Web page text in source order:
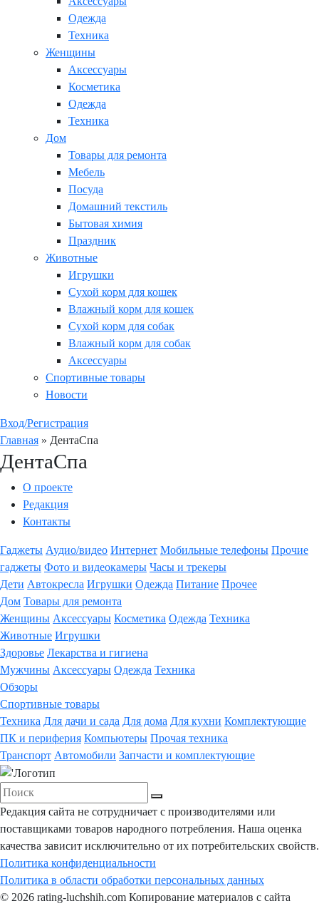
Одежда
Техника
Женщины
Аксессуары
Косметика
Одежда
Техника
Дом
Товары для ремонта
Мебель
Посуда
Домашний текстиль
Бытовая химия
Праздник
Животные
Игрушки
Сухой корм для кошек
Влажный корм для кошек
Сухой корм для собак
Влажный корм для собак
Аксессуары
Спортивные товары
Новости
Вход/Регистрация
Главная » ДентаСпа
ДентаСпа
О проекте
Редакция
Контакты
Гаджеты Аудио/видео Интернет Мобильные телефоны Прочие
гаджеты Фото и видеокамеры Часы и трекеры
Дети Автокресла Игрушки Одежда Питание Прочее
Дом Товары для ремонта
Женщины Аксессуары Косметика Одежда Техника
Животные Игрушки
Здоровье Лекарства и гигиена
Мужчины Аксессуары Одежда Техника
Обзоры
Спортивные товары
Техника Для дачи и сада Для дома Для кухни Комплектующие
ПК и периферия Компьютеры Прочая техника
Транспорт Автомобили Запчасти и комплектующие
Редакция сайта не сотрудничает с производителями или
поставщиками товаров народного потребления. Наша оценка
качества зависит исключительно от их потребительских свойств.
Политика конфиденциальности
Политика в области обработки персональных данных
© 2026 rating-luchshih.com Копирование материалов с сайта